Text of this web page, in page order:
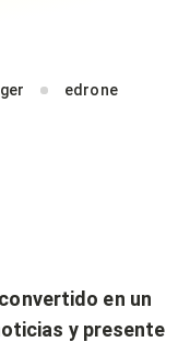
edrone
en un
y presente